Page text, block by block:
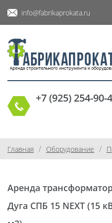
info@fabrikaprokata.ru
+7 (925) 254-90-
Главная / Оборудование /
Аренда
Дуга СПБ 15 NEXT (15